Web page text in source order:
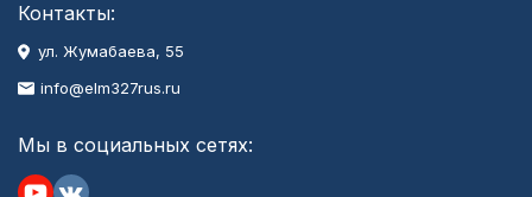
Контакты:
ул. Жумабаева, 55
info@elm327rus.ru
Мы в социальных сетях: